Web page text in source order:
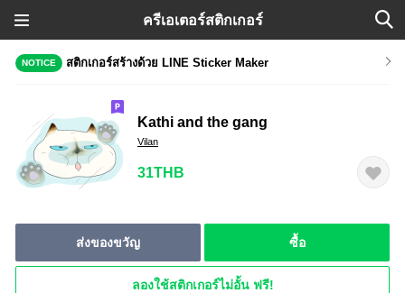
ครีเอเตอร์สติกเกอร์
NOTICE สติกเกอร์สร้างด้วย LINE Sticker Maker
Kathi and the gang
Vilan
31THB
ส่งของขวัญ ซื้อ
ลองใช้สติกเกอร์ไม่อั้น ฟรี!